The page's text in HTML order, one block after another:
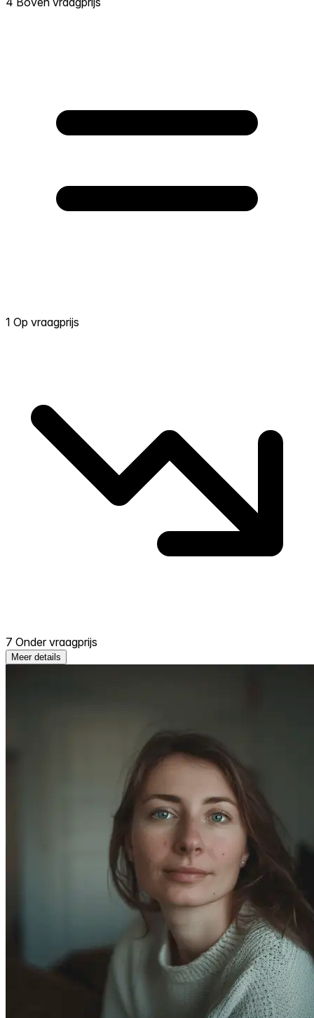
1 Op vraagprijs
7 Onder vraagprijs
Meer details